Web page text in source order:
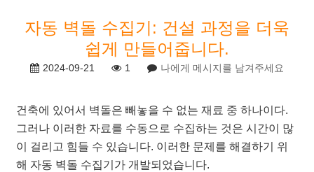
자동 벽돌 수집기: 건설 과정을 더욱
쉽게 만들어줍니다.
2024-09-21 1 나에게 메시지를 남겨주세요
건축에 있어서 벽돌은 빼놓을 수 없는 재료 중 하나이다.
그러나 이러한 자료를 수동으로 수집하는 것은 시간이 많
이 걸리고 힘들 수 있습니다. 이러한 문제를 해결하기 위
해 자동 벽돌 수집기가 개발되었습니다.